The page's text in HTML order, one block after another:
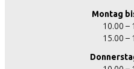
Montag
10.00 –
15.00 –